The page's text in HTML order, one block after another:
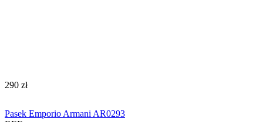
‍290‍ zł
Pasek Emporio Armani AR0293